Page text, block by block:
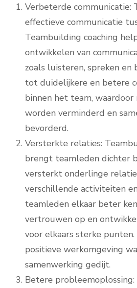
Verbeterde communicatie:
effectieve communicatie
Teambuilding coaching
ontwikkelen van
zoals luisteren, spreken
tot duidelijkere en betere
binnen het team, waardoor
worden verminderd en
bevorderd.
Versterkte relaties:
brengt teamleden dichter
versterkt onderlinge
verschillende activiteiten
teamleden elkaar beter
vertrouwen op en
voor elkaars sterke
positieve werkomgeving
samenwerking gedijt.
Betere